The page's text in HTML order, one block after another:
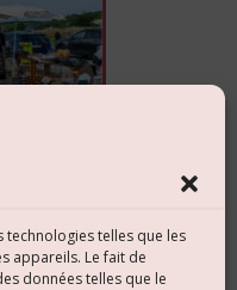
technologies telles que les
appareils. Le fait de
données telles que le